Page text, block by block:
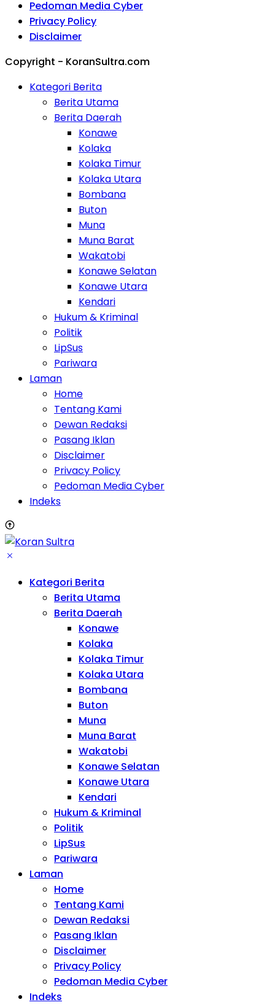
Pedoman Media Cyber
Privacy Policy
Disclaimer
Copyright - KoranSultra.com
Kategori Berita
Berita Utama
Berita Daerah
Konawe
Kolaka
Kolaka Timur
Kolaka Utara
Bombana
Buton
Muna
Muna Barat
Wakatobi
Konawe Selatan
Konawe Utara
Kendari
Hukum & Kriminal
Politik
LipSus
Pariwara
Laman
Home
Tentang Kami
Dewan Redaksi
Pasang Iklan
Disclaimer
Privacy Policy
Pedoman Media Cyber
Indeks
Kategori Berita
Berita Utama
Berita Daerah
Konawe
Kolaka
Kolaka Timur
Kolaka Utara
Bombana
Buton
Muna
Muna Barat
Wakatobi
Konawe Selatan
Konawe Utara
Kendari
Hukum & Kriminal
Politik
LipSus
Pariwara
Laman
Home
Tentang Kami
Dewan Redaksi
Pasang Iklan
Disclaimer
Privacy Policy
Pedoman Media Cyber
Indeks